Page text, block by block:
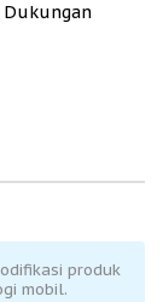
Dukungan
produk
mobil.